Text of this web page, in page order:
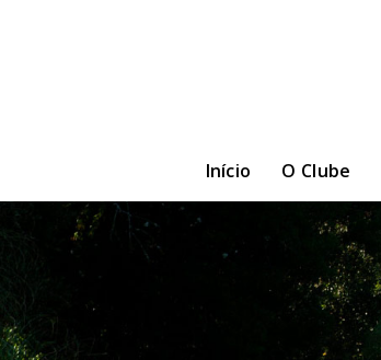
Início O Clube